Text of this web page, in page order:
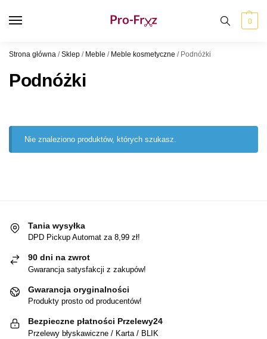
0
Strona główna /Sklep / Meble / Meble kosmetyczne / Podnóżki
Podnóżki
Nie znaleziono produktów, których szukasz.
Tania wysyłka
DPD Pickup Automat za 8,99 zł!
90 dni na zwrot
Gwarancja satysfakcji z zakupów!
Gwarancja oryginalności
Produkty prosto od producentów!
Bezpieczne płatności Przelewy24
Przelewy błyskawiczne / Karta / BLIK